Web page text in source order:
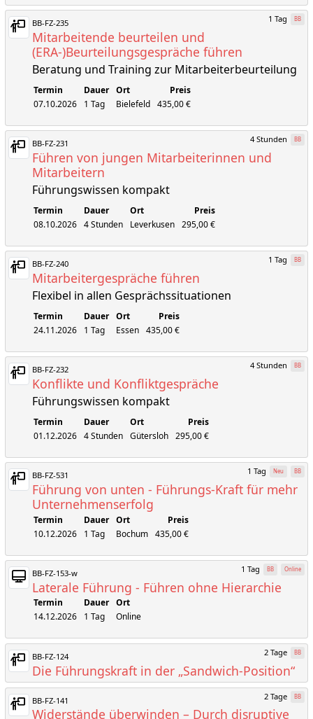
BB-FZ-235 1 Tag BB
Mitarbeitende beurteilen und
(ERA-)Beurteilungsgespräche führen
Beratung und Training zur Mitarbeiterbeurteilung
Termin Dauer Ort
Preis
07.10.2026
1 Tag Bielefeld 435,00 €
BB-FZ-231 4 Stunden BB
Führen von jungen Mitarbeiterinnen und
Mitarbeitern
Führungswissen kompakt
Termin Dauer Ort
Preis
08.10.2026
4 Stunden Leverkusen 295,00 €
BB-FZ-240 1 Tag BB
Mitarbeitergespräche führen
Flexibel in allen Gesprächssituationen
Termin Dauer Ort
Preis
24.11.2026
1 Tag Essen 435,00 €
BB-FZ-232 4 Stunden BB
Konflikte und Konfliktgespräche
Führungswissen kompakt
Termin Dauer Ort
Preis
01.12.2026
4 Stunden Gütersloh 295,00 €
BB-FZ-531 1 Tag Neu BB
Führung von unten - Führungs-Kraft für mehr
Unternehmenserfolg
Termin Dauer Ort
Preis
10.12.2026
1 Tag Bochum 435,00 €
BB-FZ-153-w 1 Tag BB Online
Laterale Führung - Führen ohne Hierarchie
Termin Dauer
Ort
14.12.2026
1 Tag Online
BB-FZ-124 2 Tage BB
Die Führungskraft in der „Sandwich-Position“
BB-FZ-141 2 Tage BB
Widerstände überwinden – Durch disruptive